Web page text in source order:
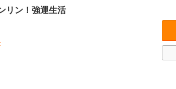
リン！強運生活